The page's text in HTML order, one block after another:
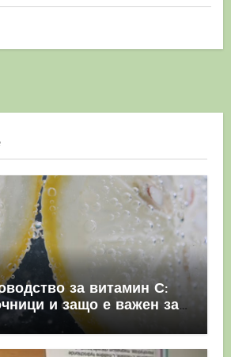
за витамин С:
и защо е важен за